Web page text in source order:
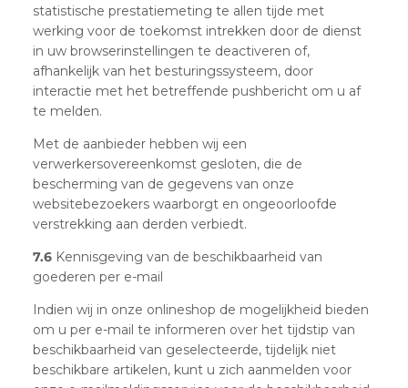
statistische prestatiemeting te allen tijde met
werking voor de toekomst intrekken door de dienst
in uw browserinstellingen te deactiveren of,
afhankelijk van het besturingssysteem, door
interactie met het betreffende pushbericht om u af
te melden.
Met de aanbieder hebben wij een
verwerkersovereenkomst gesloten, die de
bescherming van de gegevens van onze
websitebezoekers waarborgt en ongeoorloofde
verstrekking aan derden verbiedt.
7.6 Kennisgeving van de beschikbaarheid van
goederen per e-mail
Indien wij in onze onlineshop de mogelijkheid bieden
om u per e-mail te informeren over het tijdstip van
beschikbaarheid van geselecteerde, tijdelijk niet
beschikbare artikelen, kunt u zich aanmelden voor